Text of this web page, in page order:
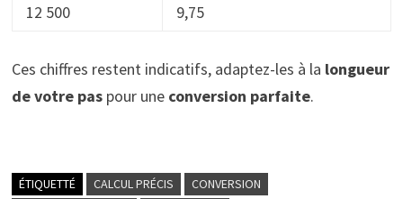
12 500
9,75
Ces chiffres restent indicatifs, adaptez-les à la longueur
de votre paspour une conversion parfaite.
ÉTIQUETTÉ CALCUL PRÉCIS
CONVERSION